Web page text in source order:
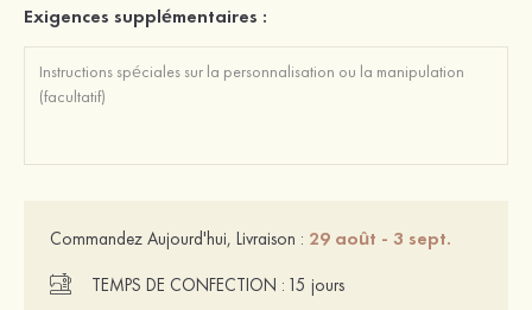
Exigences supplémentaires :
Commandez Aujourd'hui, Livraison : 29 août - 3 sept.
TEMPS DE CONFECTION : 15 jours